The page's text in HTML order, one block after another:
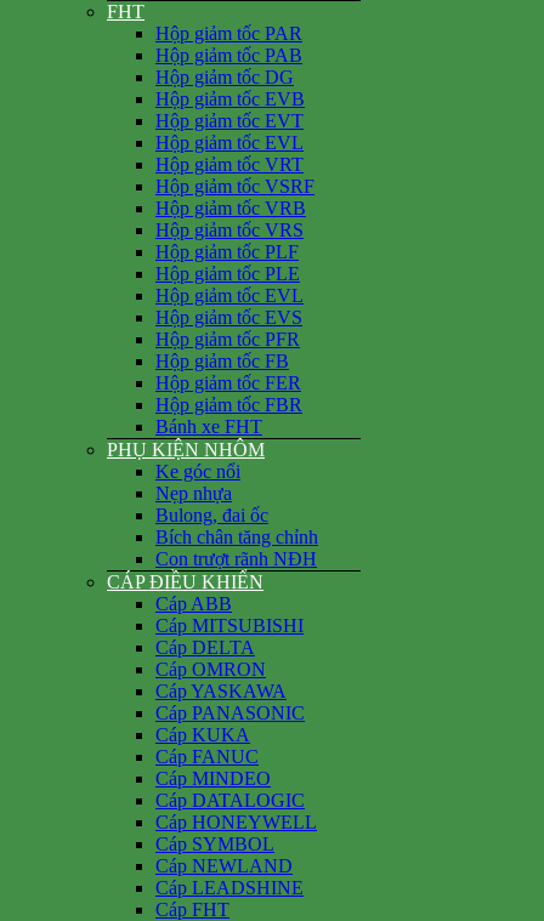
FHT
Hộp giảm tốc PAR
Hộp giảm tốc PAB
Hộp giảm tốc DG
Hộp giảm tốc EVB
Hộp giảm tốc EVT
Hộp giảm tốc EVL
Hộp giảm tốc VRT
Hộp giảm tốc VSRF
Hộp giảm tốc VRB
Hộp giảm tốc VRS
Hộp giảm tốc PLF
Hộp giảm tốc PLE
Hộp giảm tốc EVL
Hộp giảm tốc EVS
Hộp giảm tốc PFR
Hộp giảm tốc FB
Hộp giảm tốc FER
Hộp giảm tốc FBR
Bánh xe FHT
PHỤ KIỆN NHÔM
Ke góc nổi
Nẹp nhựa
Bulong, đai ốc
Bích chân tăng chỉnh
Con trượt rãnh NĐH
CÁP ĐIỀU KHIỂN
Cáp ABB
Cáp MITSUBISHI
Cáp DELTA
Cáp OMRON
Cáp YASKAWA
Cáp PANASONIC
Cáp KUKA
Cáp FANUC
Cáp MINDEO
Cáp DATALOGIC
Cáp HONEYWELL
Cáp SYMBOL
Cáp NEWLAND
Cáp LEADSHINE
Cáp FHT